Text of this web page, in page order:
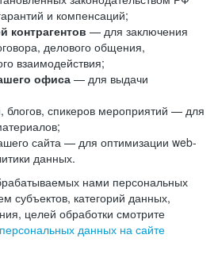
и компенсаций;
контрагентов — для заключения
делового общения,
взаимодействия;
офиса — для выдачи
блогов, спикеров мероприятий — для
сайта — для оптимизации web-
данных.
нами персональных
субъектов, категорий данных,
целей обработки смотрите
данных на сайте